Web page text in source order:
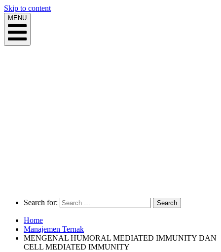
Skip to content
MENU
Search for:
Home
Manajemen Ternak
MENGENAL HUMORAL MEDIATED IMMUNITY DAN
CELL MEDIATED IMMUNITY